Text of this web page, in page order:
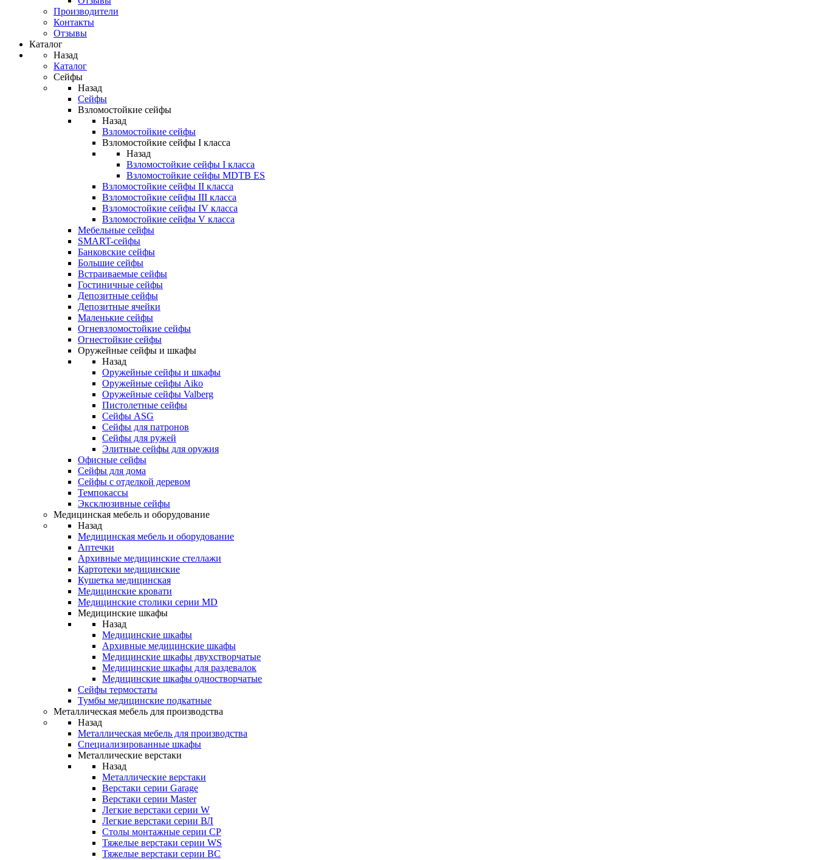
Производители
Контакты
Отзывы
Каталог
Назад
Каталог
Сейфы
Назад
Сейфы
Взломостойкие сейфы
Назад
Взломостойкие сейфы
Взломостойкие сейфы I класса
Назад
Взломостойкие сейфы I класса
Взломостойкие сейфы MDTB ES
Взломостойкие сейфы II класса
Взломостойкие сейфы III класса
Взломостойкие сейфы IV класса
Взломостойкие сейфы V класса
Мебельные сейфы
SMART-сейфы
Банковские сейфы
Большие сейфы
Встраиваемые сейфы
Гостиничные сейфы
Депозитные сейфы
Депозитные ячейки
Маленькие сейфы
Огневзломостойкие сейфы
Огнестойкие сейфы
Оружейные сейфы и шкафы
Назад
Оружейные сейфы и шкафы
Оружейные сейфы Aiko
Оружейные сейфы Valberg
Пистолетные сейфы
Сейфы ASG
Сейфы для патронов
Сейфы для ружей
Элитные сейфы для оружия
Офисные сейфы
Сейфы для дома
Сейфы с отделкой деревом
Темпокассы
Эксклюзивные сейфы
Медицинская мебель и оборудование
Назад
Медицинская мебель и оборудование
Аптечки
Архивные медицинские стеллажи
Картотеки медицинские
Кушетка медицинская
Медицинские кровати
Медицинские столики серии MD
Медицинские шкафы
Назад
Медицинские шкафы
Архивные медицинские шкафы
Медицинские шкафы двухстворчатые
Медицинские шкафы для раздевалок
Медицинские шкафы одностворчатые
Сейфы термостаты
Тумбы медицинские подкатные
Металлическая мебель для производства
Назад
Металлическая мебель для производства
Cпециализированные шкафы
Металлические верстаки
Назад
Металлические верстаки
Верстаки серии Garage
Верстаки серии Master
Легкие верстаки серии W
Легкие верстаки серии ВЛ
Столы монтажные серии СР
Тяжелые верстаки серии WS
Тяжелые верстаки серии ВС